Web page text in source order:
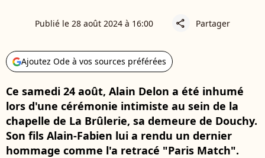
Publié le 28 août 2024 à 16:00 share Partager
Ajoutez Ode à vos sources préférées
Ce samedi 24 août, Alain Delon a été inhumé
lors d'une cérémonie intimiste au sein de la
chapelle de La Brûlerie, sa demeure de Douchy.
Son fils Alain-Fabien lui a rendu un dernier
hommage comme l'a retracé "Paris Match".